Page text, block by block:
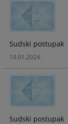
forward
interact
the
calendar
and
select
date.
Press
Sudski postupak
19.01.2024.
Sudski postupak